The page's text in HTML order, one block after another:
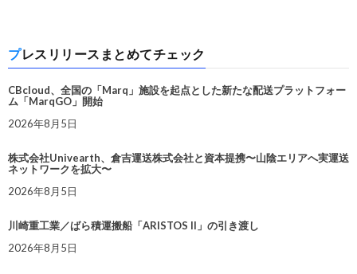
プレスリリースまとめてチェック
CBcloud、全国の「Marq」施設を起点とした新たな配送プラットフォー
ム「MarqGO」開始
2026年8月5日
株式会社Univearth、倉吉運送株式会社と資本提携〜山陰エリアへ実運送
ネットワークを拡大〜
2026年8月5日
川崎重工業／ばら積運搬船「ARISTOS II」の引き渡し
2026年8月5日